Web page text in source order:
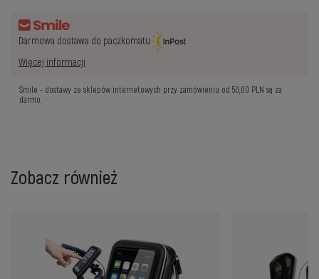
Darmowa dostawa do paczkomatu
Więcej informacji
Smile - dostawy ze sklepów internetowych przy zamówieniu od50,00 PLN są za
darmo.
Zobacz również